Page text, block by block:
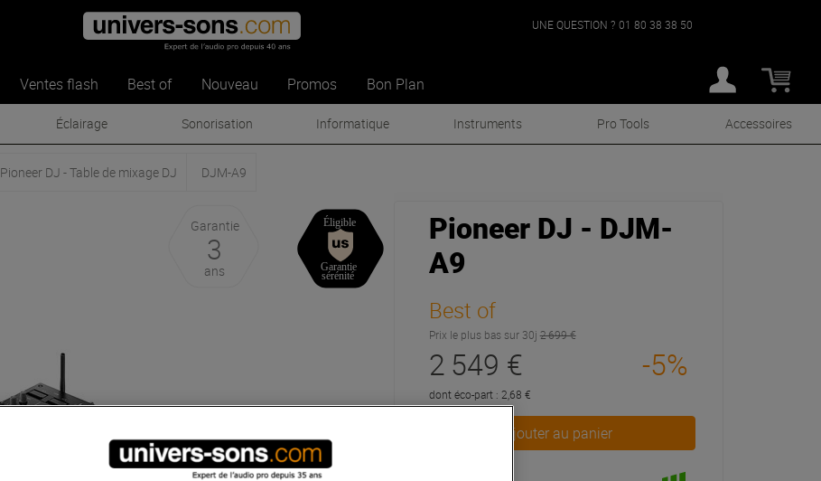
Ventes flash Best of Nouveau Promos Bon Plan
UNE QUESTION ? 01 80 38 38 50
Éclairage Sonorisation Informatique Instruments Pro Tools Accessoires
Pioneer DJ - Table de mixage DJ DJM-A9
Garantie
3
ans
Pioneer DJ - DJM-
A9
Best of
Prix le plus bas sur 30j 2 699 €
2 549 € -5%
dont éco-part : 2,68 €
Ajouter au panier